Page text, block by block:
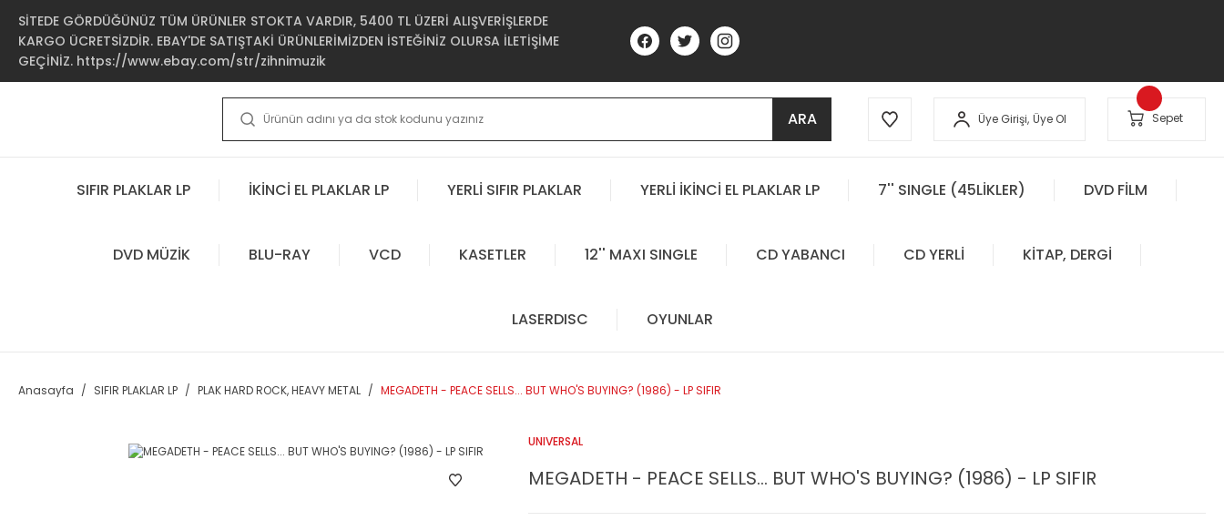
SİTEDE GÖRDÜĞÜNÜZ TÜM ÜRÜNLER STOKTA VARDIR, 5400 TL ÜZERİ ALIŞVERİŞLERDE
KARGO ÜCRETSİZDİR. EBAY'DE SATIŞTAKİ ÜRÜNLERİMİZDEN İSTEĞİNİZ OLURSA İLETİŞİME
GEÇİNİZ. https://www.ebay.com/str/zihnimuzik
ARA Üye Girişi, Üye Ol Sepet
SIFIR PLAKLAR LP İKİNCİ EL PLAKLAR LP YERLİ SIFIR PLAKLAR YERLİ İKİNCİ EL PLAKLAR LP 7'' SINGLE (45LİKLER) DVD FİLM
DVD MÜZİK BLU-RAY VCD KASETLER 12'' MAXI SINGLE CD YABANCI CD YERLİ KİTAP, DERGİ
LASERDISC OYUNLAR
Anasayfa SIFIR PLAKLAR LP PLAK HARD ROCK, HEAVY METAL MEGADETH - PEACE SELLS... BUT WHO'S BUYING? (1986) - LP SIFIR
UNIVERSAL
MEGADETH - PEACE SELLS... BUT WHO'S BUYING? (1986) - LP SIFIR